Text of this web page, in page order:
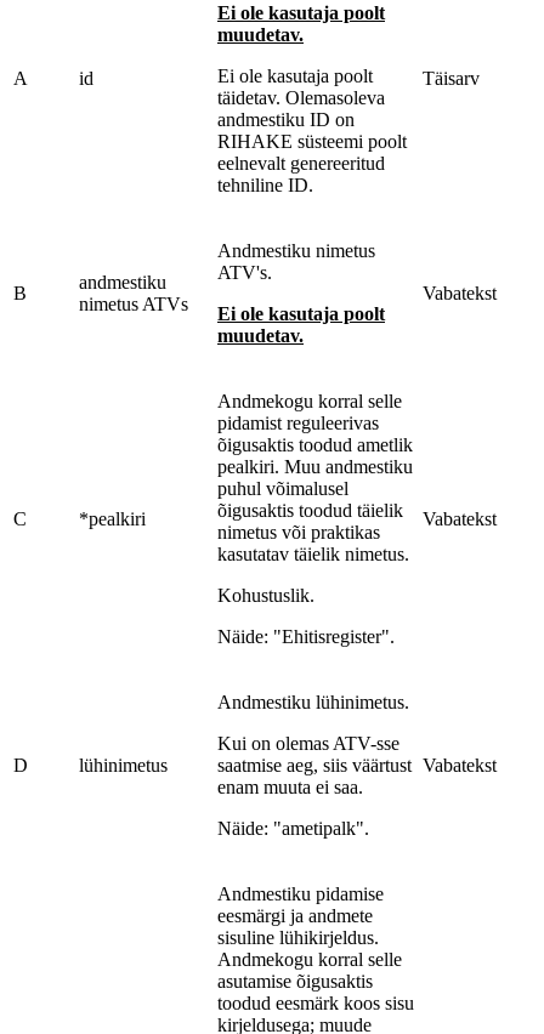
A id
Ei ole kasutaja poolt
muudetav.
Ei ole kasutaja poolt
täidetav. Olemasoleva
andmestiku ID on
RIHAKE süsteemi poolt
eelnevalt genereeritud
tehniline ID.
Täisarv
B
andmestiku
nimetus ATVs
Andmestiku nimetus
ATV's.
Ei ole kasutaja poolt
muudetav.
Vabatekst
C *pealkiri
Andmekogu korral selle
pidamist reguleerivas
õigusaktis toodud ametlik
pealkiri. Muu andmestiku
puhul võimalusel
õigusaktis toodud täielik
nimetus või praktikas
kasutatav täielik nimetus.
Kohustuslik.
Näide: "Ehitisregister".
Vabatekst
D lühinimetus
Andmestiku lühinimetus.
Kui on olemas ATV-sse
saatmise aeg, siis väärtust
enam muuta ei saa.
Näide: "ametipalk".
Vabatekst
Andmestiku pidamise
eesmärgi ja andmete
sisuline lühikirjeldus.
Andmekogu korral selle
asutamise õigusaktis
toodud eesmärk koos sisu
kirjeldusega; muude